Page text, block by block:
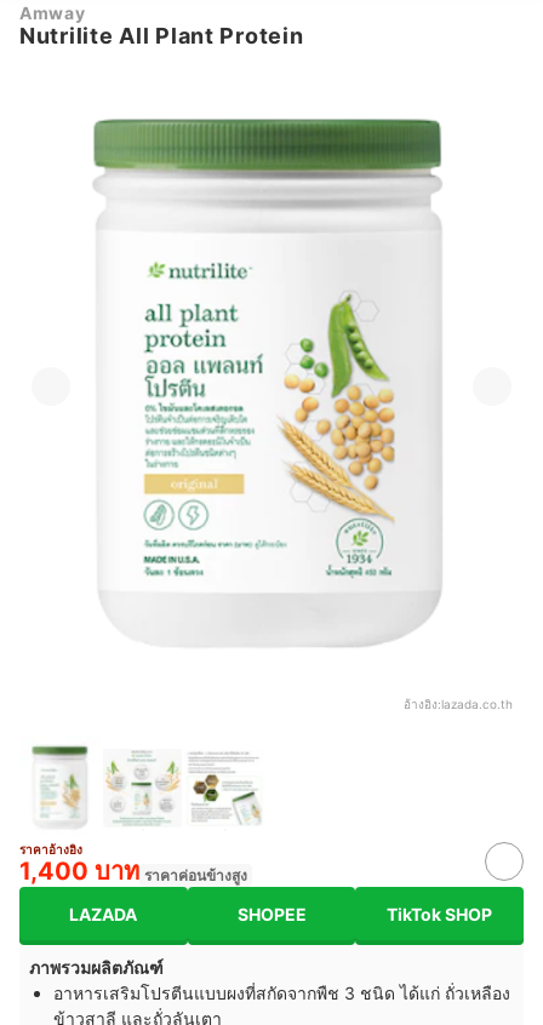
Amway
Nutrilite All Plant Protein
อ้างอิง:lazada.co.th
ราคาอ้างอิง
1,400 บาท ราคาค่อนข้างสูง
LAZADA SHOPEE TikTok SHOP
ภาพรวมผลิตภัณฑ์
อาหารเสริมโปรตีนแบบผงที่สกัดจากพืช 3 ชนิด ได้แก่ ถั่วเหลือง
ข้าวสาลี และถั่วลันเตา